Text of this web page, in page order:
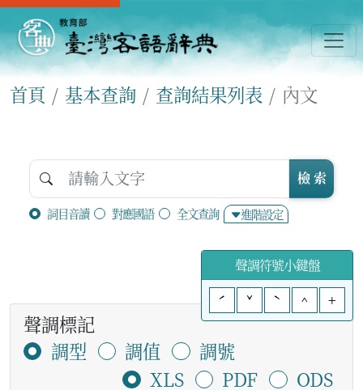
首頁 基本查詢 查詢結果列表 內文
詞目音讀 對應國語 全文查詢 進階設定
檢 索
聲調符號小鍵盤
ˊ
ˇ ˋ ^ +
聲調標記
調型
調值
調號
XLS
PDF
ODS